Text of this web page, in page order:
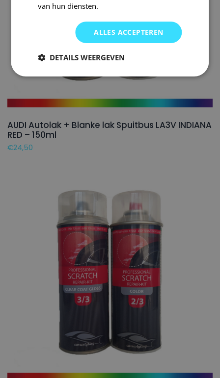
AUDI Autolak + Blanke lak Spuitbus LA3V INDIANA
RED – 150ml
€24,50
van hun diensten.
ALLES ACCEPTEREN
DETAILS WEERGEVEN